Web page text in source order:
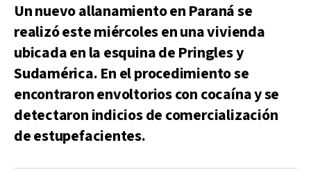
Un nuevo allanamiento en Paraná se
realizó este miércoles en una vivienda
ubicada en la esquina de Pringles y
Sudamérica. En el procedimiento se
encontraron envoltorios con cocaína y se
detectaron indicios de comercialización
de estupefacientes.